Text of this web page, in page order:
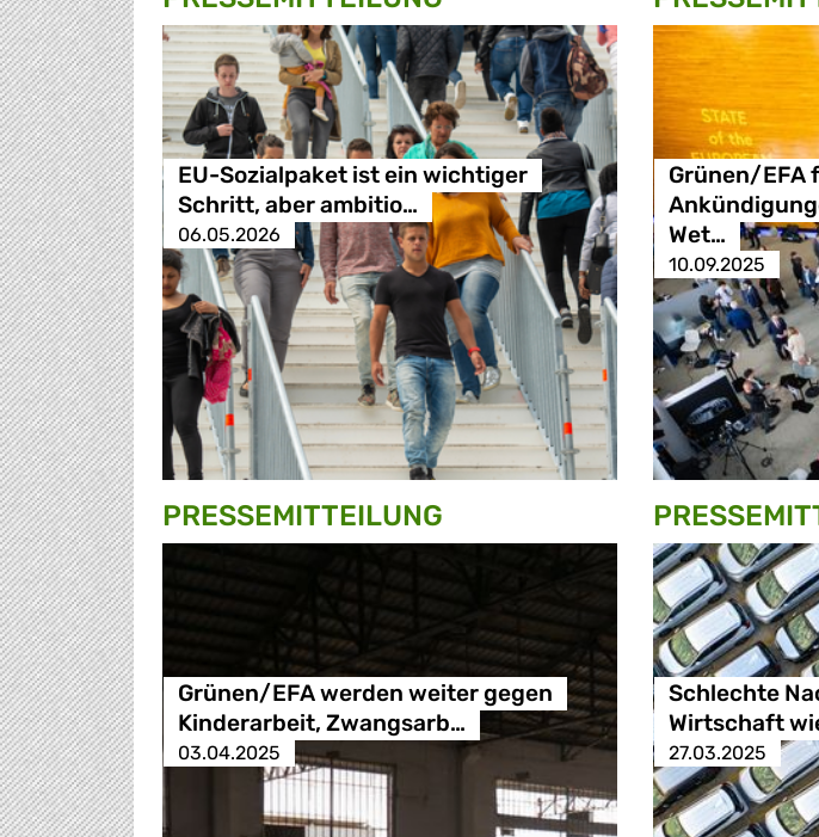
EU-Sozialpaket ist ein wichtiger
Schritt, aber ambitio…
06.05.2026
Grünen/EFA
Wet…
10.09.2025
PRESSE­MITTEILUNG
Grünen/EFA werden weiter gegen
Kinderarbeit, Zwangsarb…
03.04.2025
Schlechte
Wirtschaft
27.03.2025